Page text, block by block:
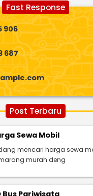
Fast Response
906
687
Post Terbaru
Sewa Mobil
mencari harga sewa
murah deng